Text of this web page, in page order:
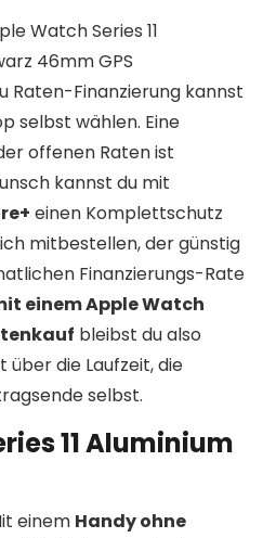
Watch Series 11
46mm GPS
Raten-Finanzierung kannst
selbst wählen. Eine
offenen Raten ist
kannst du mit
einen Komplettschutz
mitbestellen, der günstig
Finanzierungs-Rate
einem Apple Watch
bleibst du also
die Laufzeit, die
selbst.
11 Aluminium
einem Handy ohne